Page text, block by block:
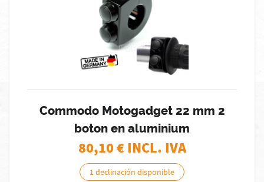
Commodo Motogadget 22 mm 2
boton en aluminium
80,10€ INCL. IVA
1 declinación disponible